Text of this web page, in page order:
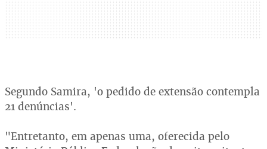
Segundo Samira, 'o pedido de extensão contempla
21 denúncias'.
"Entretanto, em apenas uma, oferecida pelo